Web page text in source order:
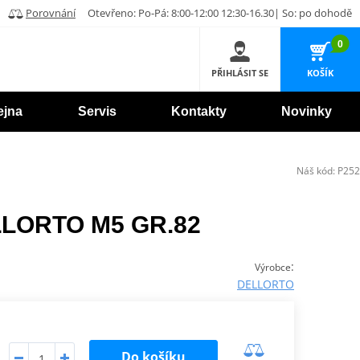
Porovnání Otevřeno: Po-Pá: 8:00-12:00 12:30-16.30| So: po dohodě
PŘIHLÁSIT SE
0
KOŠÍK
Servis Kontakty Novinky
M5 GR.82
Výrobce:
DELLORTO
Náš kód: P252